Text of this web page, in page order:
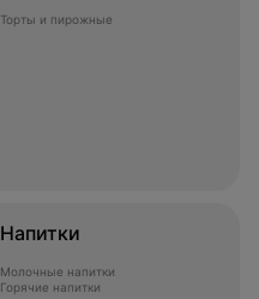
Торты и пирожные
Напитки
Молочные напитки
Горячие напитки